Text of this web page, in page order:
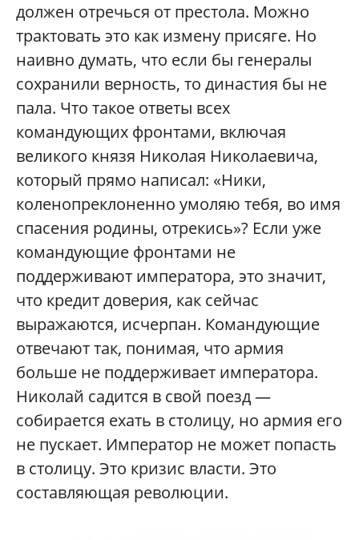
должен отречься от престола. Можно
трактовать это как измену присяге. Но
наивно думать, что если бы генералы
сохранили верность, то династия бы не
пала. Что такое ответы всех
командующих фронтами, включая
великого князя Николая Николаевича,
который прямо написал: «Ники,
коленопреклоненно умоляю тебя, во имя
спасения родины, отрекись»? Если уже
командующие фронтами не
поддерживают императора, это значит,
что кредит доверия, как сейчас
выражаются, исчерпан. Командующие
отвечают так, понимая, что армия
больше не поддерживает императора.
Николай садится в свой поезд —
собирается ехать в столицу, но армия его
не пускает. Император не может попасть
в столицу. Это кризис власти. Это
составляющая революции.